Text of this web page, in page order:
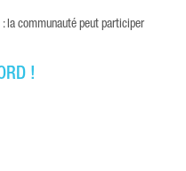
la communauté peut participer
!